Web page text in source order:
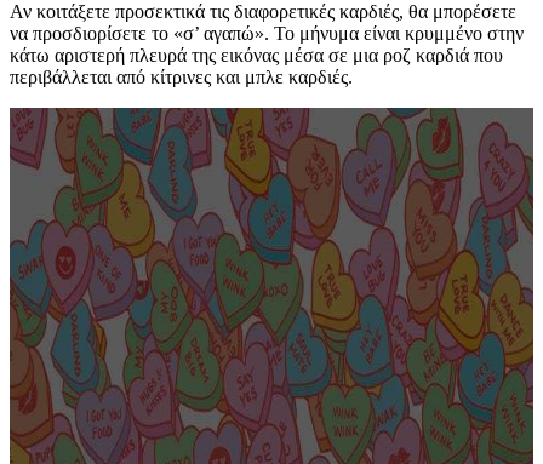
Αν κοιτάξετε προσεκτικά τις διαφορετικές καρδιές, θα μπορέσετε
να προσδιορίσετε το «σ’ αγαπώ». Το μήνυμα είναι κρυμμένο στην
κάτω αριστερή πλευρά της εικόνας μέσα σε μια ροζ καρδιά που
περιβάλλεται από κίτρινες και μπλε καρδιές.